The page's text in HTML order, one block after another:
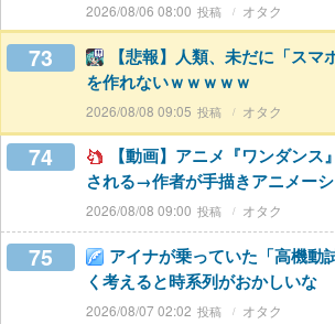
2026/08/06 08:00 オタク
73
【悲報】人類、未だに「ス
を作れないｗｗｗｗｗ
2026/08/08 09:05 オタク
74
【動画】アニメ『ワンダン
される→作者が手描きアニメー
2026/08/08 09:00 オタク
75
アイナが乗っていた「高機動
く考えると時系列がおかしいな
2026/08/07 02:02 オタク